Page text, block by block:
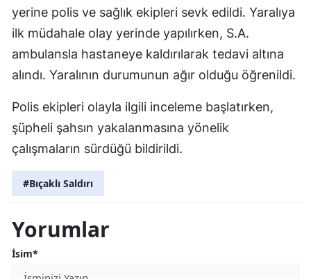
yerine polis ve sağlık ekipleri sevk edildi. Yaralıya
ilk müdahale olay yerinde yapılırken, S.A.
ambulansla hastaneye kaldırılarak tedavi altına
alındı. Yaralının durumunun ağır olduğu öğrenildi.
Polis ekipleri olayla ilgili inceleme başlatırken,
şüpheli şahsın yakalanmasına yönelik
çalışmaların sürdüğü bildirildi.
#Bıçaklı Saldırı
Yorumlar
İsim*